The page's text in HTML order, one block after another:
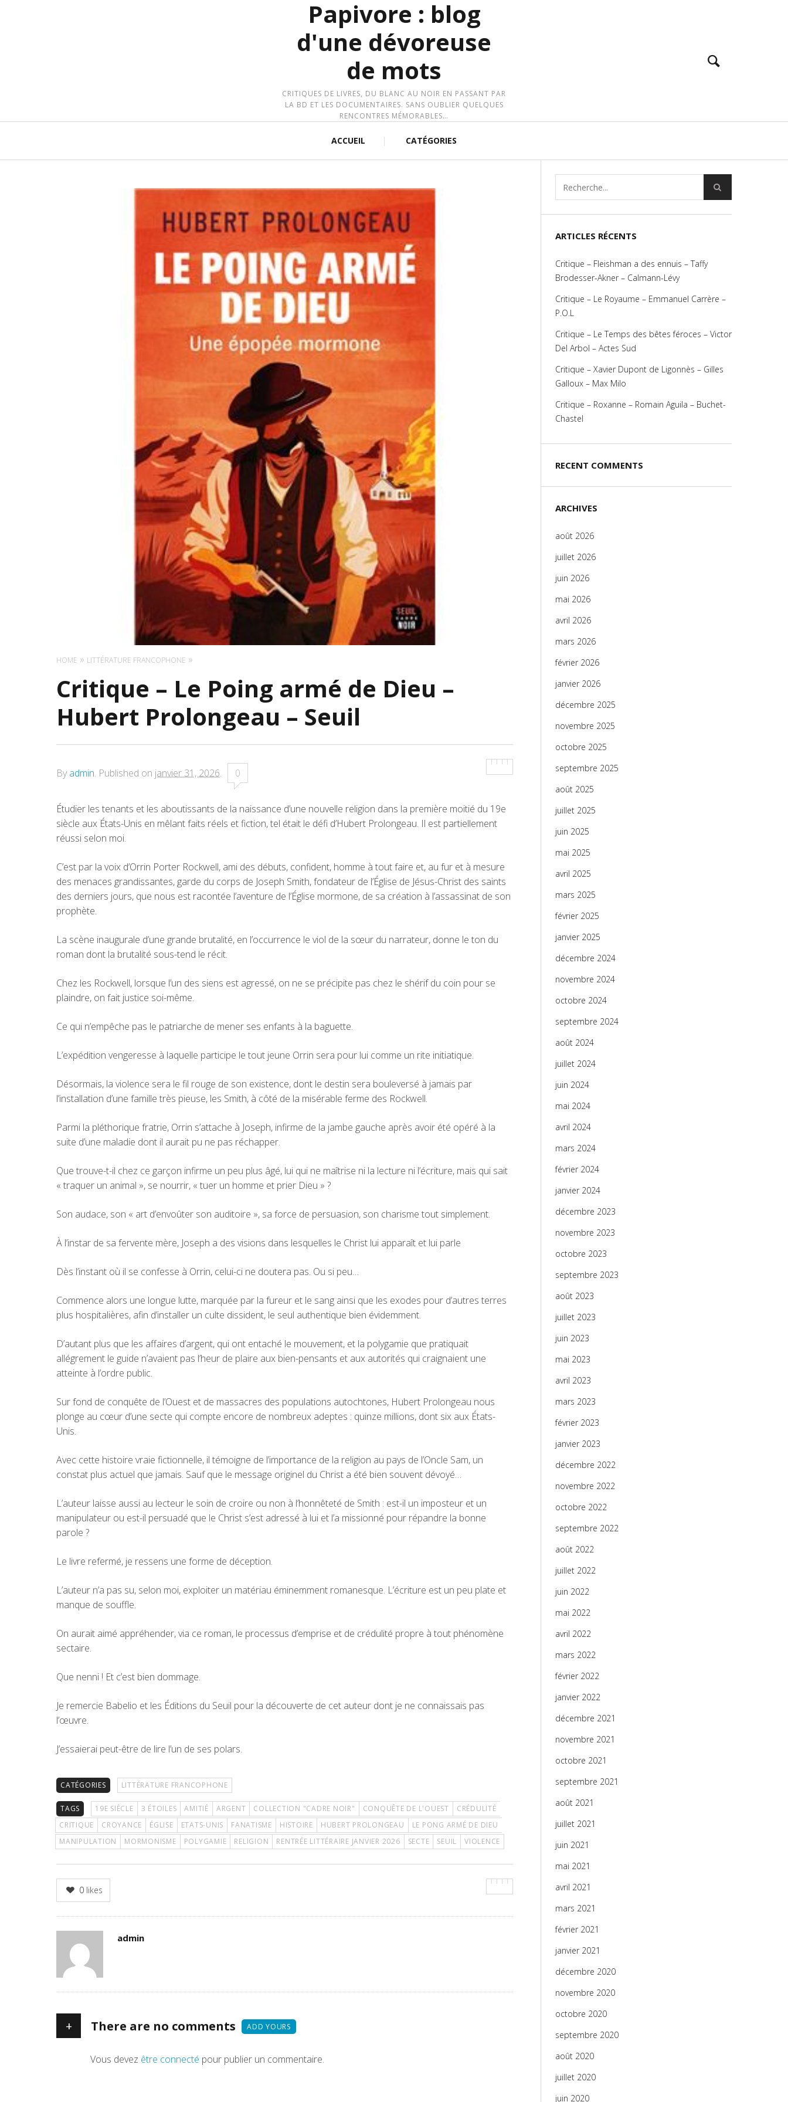
Papivore : blog
d'une dévoreuse
de mots
CRITIQUES DE LIVRES, DU BLANC AU NOIR EN PASSANT PAR
LA BD ET LES DOCUMENTAIRES. SANS OUBLIER QUELQUES
RENCONTRES MÉMORABLES…
ACCUEIL CATÉGORIES
HOME LITTÉRATURE FRANCOPHONE
Critique – Le Poing armé de Dieu –
Hubert Prolongeau – Seuil
By admin. Published on janvier 31, 2026. 0
Étudier les tenants et les aboutissants de la naissance d’une nouvelle religion dans la première moitié du 19e
siècle aux États-Unis en mêlant faits réels et fiction, tel était le défi d’Hubert Prolongeau. Il est partiellement
réussi selon moi.
C’est par la voix d’Orrin Porter Rockwell, ami des débuts, confident, homme à tout faire et, au fur et à mesure
des menaces grandissantes, garde du corps de Joseph Smith, fondateur de l’Église de Jésus-Christ des saints
des derniers jours, que nous est racontée l’aventure de l’Église mormone, de sa création à l’assassinat de son
prophète.
La scène inaugurale d’une grande brutalité, en l’occurrence le viol de la sœur du narrateur, donne le ton du
roman dont la brutalité sous-tend le récit.
Chez les Rockwell, lorsque l’un des siens est agressé, on ne se précipite pas chez le shérif du coin pour se
plaindre, on fait justice soi-même.
Ce qui n’empêche pas le patriarche de mener ses enfants à la baguette.
L’expédition vengeresse à laquelle participe le tout jeune Orrin sera pour lui comme un rite initiatique.
Désormais, la violence sera le fil rouge de son existence, dont le destin sera bouleversé à jamais par
l’installation d’une famille très pieuse, les Smith, à côté de la misérable ferme des Rockwell.
Parmi la pléthorique fratrie, Orrin s’attache à Joseph, infirme de la jambe gauche après avoir été opéré à la
suite d’une maladie dont il aurait pu ne pas réchapper.
Que trouve-t-il chez ce garçon infirme un peu plus âgé, lui qui ne maîtrise ni la lecture ni l’écriture, mais qui sait
« traquer un animal », se nourrir, « tuer un homme et prier Dieu » ?
Son audace, son « art d’envoûter son auditoire », sa force de persuasion, son charisme tout simplement.
À l’instar de sa fervente mère, Joseph a des visions dans lesquelles le Christ lui apparaît et lui parle
Dès l’instant où il se confesse à Orrin, celui-ci ne doutera pas. Ou si peu…
Commence alors une longue lutte, marquée par la fureur et le sang ainsi que les exodes pour d’autres terres
plus hospitalières, afin d’installer un culte dissident, le seul authentique bien évidemment.
D’autant plus que les affaires d’argent, qui ont entaché le mouvement, et la polygamie que pratiquait
allégrement le guide n’avaient pas l’heur de plaire aux bien-pensants et aux autorités qui craignaient une
atteinte à l’ordre public.
Sur fond de conquête de l’Ouest et de massacres des populations autochtones, Hubert Prolongeau nous
plonge au cœur d’une secte qui compte encore de nombreux adeptes : quinze millions, dont six aux États-
Unis.
Avec cette histoire vraie fictionnelle, il témoigne de l’importance de la religion au pays de l’Oncle Sam, un
constat plus actuel que jamais. Sauf que le message originel du Christ a été bien souvent dévoyé…
L’auteur laisse aussi au lecteur le soin de croire ou non à l’honnêteté de Smith : est-il un imposteur et un
manipulateur ou est-il persuadé que le Christ s’est adressé à lui et l’a missionné pour répandre la bonne
parole ?
Le livre refermé, je ressens une forme de déception.
L’auteur n’a pas su, selon moi, exploiter un matériau éminemment romanesque. L’écriture est un peu plate et
manque de souffle.
On aurait aimé appréhender, via ce roman, le processus d’emprise et de crédulité propre à tout phénomène
sectaire.
Que nenni ! Et c’est bien dommage.
Je remercie Babelio et les Éditions du Seuil pour la découverte de cet auteur dont je ne connaissais pas
l’œuvre.
J’essaierai peut-être de lire l’un de ses polars.
CATÉGORIES LITTÉRATURE FRANCOPHONE
TAGS 19E SIÈCLE 3 ÉTOILES AMITIÉ ARGENT COLLECTION "CADRE NOIR" CONQUÊTE DE L'OUEST
CRÉDULITÉ
CRITIQUE
CROYANCE ÉGLISE ETATS-UNIS FANATISME HISTOIRE HUBERT PROLONGEAU
LE PONG ARMÉ DE DIEU
MANIPULATION
MORMONISME POLYGAMIE RELIGION RENTRÉE LITTÉRAIRE JANVIER 2026 SECTE SEUIL VIOLENCE
0 likes
Author
admin
+ There are no comments ADD YOURS
Vous devez être connecté pour publier un commentaire.
ARTICLES RÉCENTS
Critique – Fleishman a des ennuis – Taffy
Brodesser-Akner – Calmann-Lévy
Critique – Le Royaume – Emmanuel Carrère –
P.O.L
Critique – Le Temps des bêtes féroces – Victor
Del Arbol – Actes Sud
Critique – Xavier Dupont de Ligonnès – Gilles
Galloux – Max Milo
Critique – Roxanne – Romain Aguila – Buchet-
Chastel
RECENT COMMENTS
ARCHIVES
août 2026
juillet 2026
juin 2026
mai 2026
avril 2026
mars 2026
février 2026
janvier 2026
décembre 2025
novembre 2025
octobre 2025
septembre 2025
août 2025
juillet 2025
juin 2025
mai 2025
avril 2025
mars 2025
février 2025
janvier 2025
décembre 2024
novembre 2024
octobre 2024
septembre 2024
août 2024
juillet 2024
juin 2024
mai 2024
avril 2024
mars 2024
février 2024
janvier 2024
décembre 2023
novembre 2023
octobre 2023
septembre 2023
août 2023
juillet 2023
juin 2023
mai 2023
avril 2023
mars 2023
février 2023
janvier 2023
décembre 2022
novembre 2022
octobre 2022
septembre 2022
août 2022
juillet 2022
juin 2022
mai 2022
avril 2022
mars 2022
février 2022
janvier 2022
décembre 2021
novembre 2021
octobre 2021
septembre 2021
août 2021
juillet 2021
juin 2021
mai 2021
avril 2021
mars 2021
février 2021
janvier 2021
décembre 2020
novembre 2020
octobre 2020
septembre 2020
août 2020
juillet 2020
juin 2020